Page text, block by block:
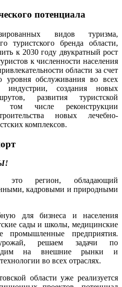
потенциала
видов туризма,
туристского бренда области,
к 2030 году двукратный рост
к численности населения
области за счет
уровня обслуживания во всех
индустрии, создания новых
развития туристской
том числе реконструкции
новых лечебно-
комплексов.
это регион, обладающий
кадровыми и природными
для бизнеса и населения
сады и школы, медицинские
промышленные предприятия.
решаем задачи по
на внешние рынки и
во всех отраслях.
области уже реализуется